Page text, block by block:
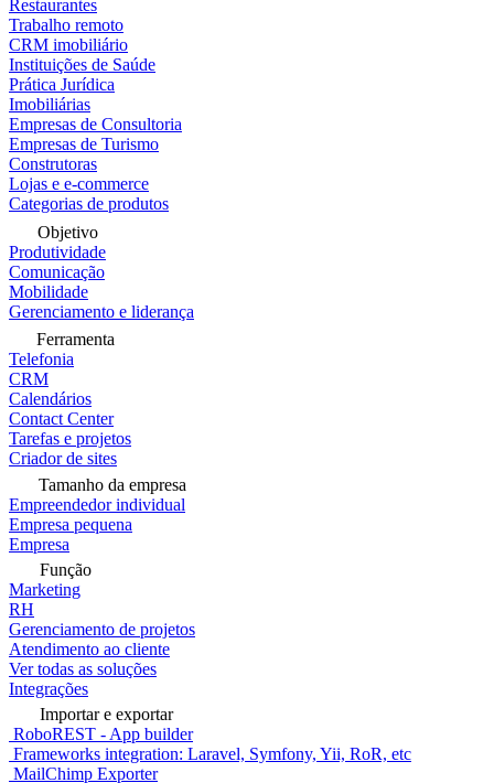
Restaurantes
Trabalho remoto
CRM imobiliário
Instituições de Saúde
Prática Jurídica
Imobiliárias
Empresas de Consultoria
Empresas de Turismo
Construtoras
Lojas e e-commerce
Categorias de produtos
Objetivo
Produtividade
Comunicação
Mobilidade
Gerenciamento e liderança
Ferramenta
Telefonia
CRM
Calendários
Contact Center
Tarefas e projetos
Criador de sites
Tamanho da empresa
Empreendedor individual
Empresa pequena
Empresa
Função
Marketing
RH
Gerenciamento de projetos
Atendimento ao cliente
Ver todas as soluções
Integrações
Importar e exportar
RoboREST - App builder
Frameworks integration: Laravel, Symfony, Yii, RoR, etc
MailChimp Exporter